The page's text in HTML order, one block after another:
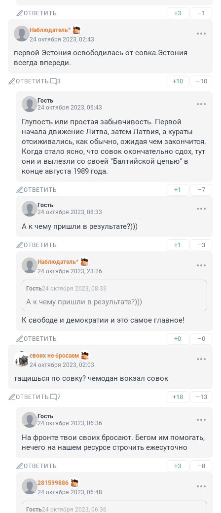
ОТВЕТИТЬ +3 –1
Наблюдатель*
24 октября 2023, 02:43
первой Эстония освободилась от совка.Эстония
всегда впереди.
ОТВЕТИТЬ 3 +10 –10
Гость
24 октября 2023, 06:43
Глупость или простая забывчивость. Первой
начала движение Литва, затем Латвия, а кураты
отсиживались, как обычно, ожидая чем закончится.
Когда стало ясно, что совок окончательно сдох, тут
они и вылезли со своей "Балтийской цепью" в
конце августа 1989 года.
ОТВЕТИТЬ +1 –7
Гость
24 октября 2023, 08:33
А к чему пришли в результате?)))
ОТВЕТИТЬ +1 –3
Наблюдатель*
24 октября 2023, 23:26
Гость24 октября 2023, 08:33
А к чему пришли в результате?)))
К свободе и демократии и это самое главное!
ОТВЕТИТЬ +0 –0
своих не бросаем
24 октября 2023, 02:03
тащишься по совку? чемодан вокзал совок
ОТВЕТИТЬ 7 +18 –13
Гость
24 октября 2023, 06:36
На фронте твои своих бросают. Бегом им помогать,
нечего на нашем ресурсе строчить ежесуточно
ОТВЕТИТЬ +3 –8
281599886
24 октября 2023, 06:48
Гость24 октября 2023, 06:36